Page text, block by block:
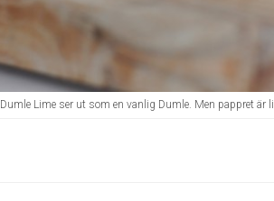
Dumle Lime ser ut som en vanlig Dumle. Men pappret är